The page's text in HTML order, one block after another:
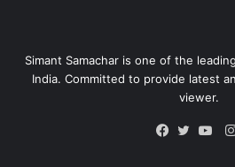
Simant Samachar is one of the
India. Committed to provide latest
viewer.